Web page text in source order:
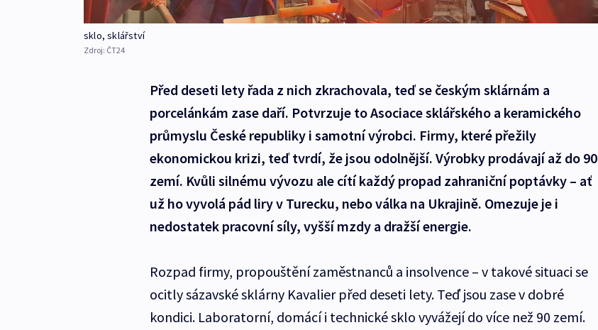
sklo, sklářství
Zdroj: ČT24
Před deseti lety řada z nich zkrachovala, teď se českým sklárnám a
porcelánkám zase daří. Potvrzuje to Asociace sklářského a keramického
průmyslu České republiky i samotní výrobci. Firmy, které přežily
ekonomickou krizi, teď tvrdí, že jsou odolnější. Výrobky prodávají až do 90
zemí. Kvůli silnému vývozu ale cítí každý propad zahraniční poptávky – ať
už ho vyvolá pád liry v Turecku, nebo válka na Ukrajině. Omezuje je i
nedostatek pracovní síly, vyšší mzdy a dražší energie.
Rozpad firmy, propouštění zaměstnanců a insolvence – v takové situaci se
ocitly sázavské sklárny Kavalier před deseti lety. Teď jsou zase v dobré
kondici. Laboratorní, domácí i technické sklo vyvážejí do více než 90 zemí.